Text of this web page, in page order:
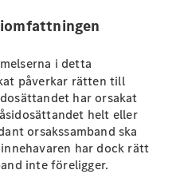
i detta
påverkar rätten till
har orsakat
helt eller
orsakssamband ska
har dock rätt
inte föreligger.